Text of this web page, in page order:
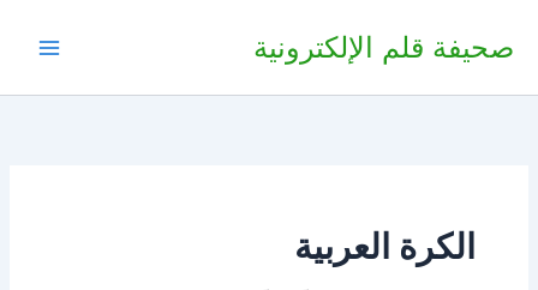
صحيفة قلم الإلكترونية
الكرة العربية